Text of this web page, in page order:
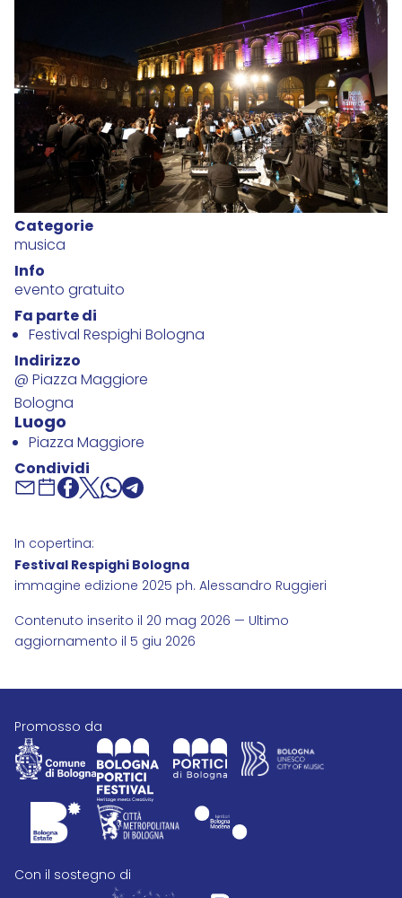
Categorie
musica
Info
evento gratuito
Fa parte di
Festival Respighi Bologna
Indirizzo
@ Piazza Maggiore
Bologna
Luogo
Piazza Maggiore
Condividi
In copertina:
Festival Respighi Bologna
immagine edizione 2025 ph. Alessandro Ruggieri
Contenuto inserito il 20 mag 2026 — Ultimo
aggiornamento il 5 giu 2026
promosso da
con il sostegno di